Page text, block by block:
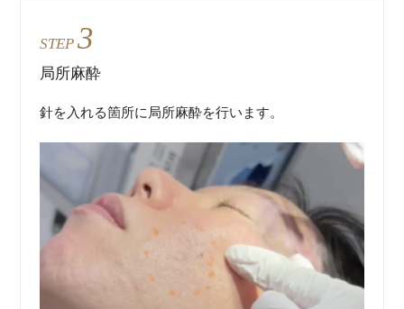
STEP 3
局所麻酔
針を入れる箇所に局所麻酔を行います。